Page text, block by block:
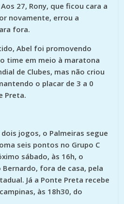
27, Rony, que ficou cara a
novamente, errou a
fora.
Abel foi promovendo
time em meio à maratona
de Clubes, mas não criou
o placar de 3 a 0
Preta.
jogos, o Palmeiras segue
seis pontos no Grupo C
sábado, às 16h, o
fora de casa, pela
Já a Ponte Preta recebe
às 18h30, do